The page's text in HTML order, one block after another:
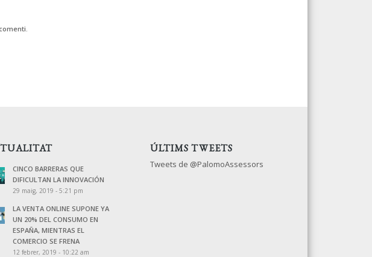
CINCO BARRERAS QUE
DIFICULTAN LA INNOVACIÓN
29 maig, 2019 - 5:21 pm
LA VENTA ONLINE SUPONE YA
UN 20% DEL CONSUMO EN
ESPAÑA, MIENTRAS EL
COMERCIO SE FRENA
12 febrer, 2019 - 10:22 am
ÚLTIMS TWEETS
Tweets de @PalomoAssessors